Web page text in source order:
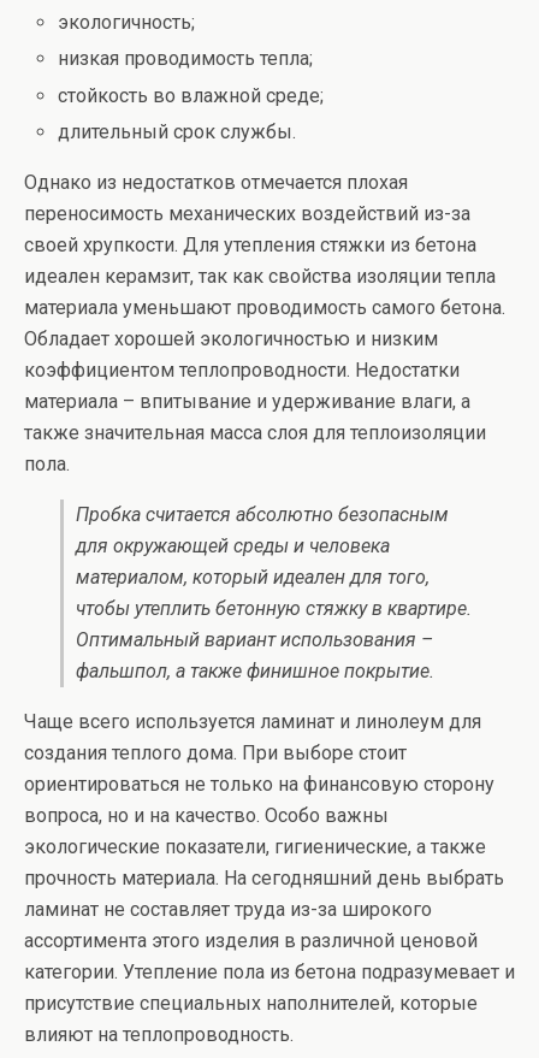
экологичность;
низкая проводимость тепла;
стойкость во влажной среде;
длительный срок службы.
Однако из недостатков отмечается плохая
переносимость механических воздействий из-за
своей хрупкости. Для утепления стяжки из бетона
идеален керамзит, так как свойства изоляции тепла
материала уменьшают проводимость самого бетона.
Обладает хорошей экологичностью и низким
коэффициентом теплопроводности. Недостатки
материала – впитывание и удерживание влаги, а
также значительная масса слоя для теплоизоляции
пола.
Пробка считается абсолютно безопасным
для окружающей среды и человека
материалом, который идеален для того,
чтобы утеплить бетонную стяжку в квартире.
Оптимальный вариант использования –
фальшпол, а также финишное покрытие.
Чаще всего используется ламинат и линолеум для
создания теплого дома. При выборе стоит
ориентироваться не только на финансовую сторону
вопроса, но и на качество. Особо важны
экологические показатели, гигиенические, а также
прочность материала. На сегодняшний день выбрать
ламинат не составляет труда из-за широкого
ассортимента этого изделия в различной ценовой
категории. Утепление пола из бетона подразумевает и
присутствие специальных наполнителей, которые
влияют на теплопроводность.